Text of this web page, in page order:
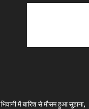
भिवानी में बारिश से मौसम हुआ सुहाना,